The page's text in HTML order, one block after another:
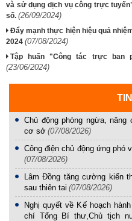
và sử dụng dịch vụ công trực
số. (26/09/2024)
Đẩy mạnh thực hiện hiệu quả
2024 (07/08/2024)
Tập huấn "Công tác trực ban
(23/06/2024)
Chủ động phòng ngừa,
cơ sở (07/08/2026)
Công điện chủ động ứng phó
(07/08/2026)
Lâm Đồng tăng cường kiến
sau thiên tai (07/08/2026)
Nghị quyết về Kế hoạch
chí Tổng Bí thư,Chủ tịch